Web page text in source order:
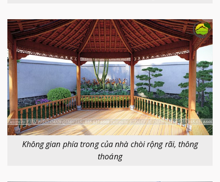
Không gian phía trong của nhà chòi rộng rãi, thông
thoáng